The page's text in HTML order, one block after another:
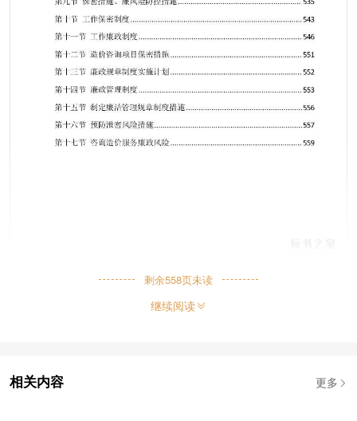
剩余558页未读
继续阅读
相关内容 更多